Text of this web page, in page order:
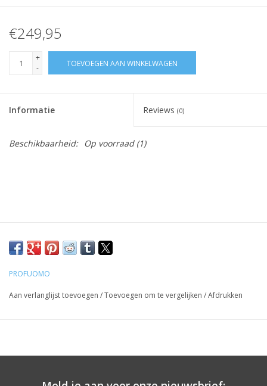
€249,95
+
-
TOEVOEGEN AAN WINKELWAGEN
Informatie Reviews (0)
Beschikbaarheid: Op voorraad(1)
PROFUOMO
Aan verlanglijst toevoegen /Toevoegen om te vergelijken /Afdrukken